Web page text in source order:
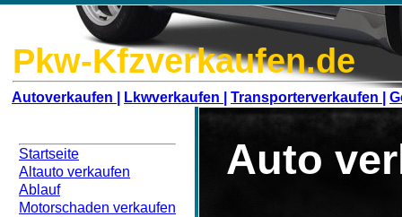
Pkw-Kfzverkaufen.de
Autoverkaufen | Lkwverkaufen | Transporterverkaufen |
Startseite
Altauto verkaufen
Ablauf
Motorschaden verkaufen
Auto